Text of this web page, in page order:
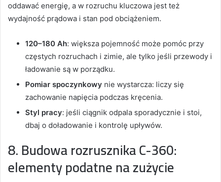
oddawać energię, a w rozruchu kluczowa jest też
wydajność prądowa i stan pod obciążeniem.
120–180 Ah: większa pojemność może pomóc przy
częstych rozruchach i zimie, ale tylko jeśli przewody i
ładowanie są w porządku.
Pomiar spoczynkowy nie wystarcza: liczy się
zachowanie napięcia podczas kręcenia.
Styl pracy: jeśli ciągnik odpala sporadycznie i stoi,
dbaj o doładowanie i kontrolę upływów.
8. Budowa rozrusznika C-360:
elementy podatne na zużycie